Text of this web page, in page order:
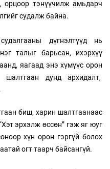
орцоор тэнүүчилж амьдарч
судалж байна.
дүгнэлтүүд нь
талыг барьсан, ихэрхүү
яагаад энэ хүмүүс орон
шалтгаан дунд архидалт,
биш, харин шалтгаанаас
эрхэлж өссөн” гэж яг юуг
хүн орон гэргүй болох
огт таарч байсангүй.